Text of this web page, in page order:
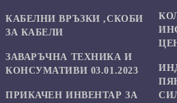
КАБЕЛНИ ВРЪЗКИ ,СКОБИ
ЗА КАБЕЛИ
ЗАВАРЪЧНА ТЕХНИКА И
КОНСУМАТИВИ 03.01.2023
ПРИКАЧЕН ИНВЕНТАР ЗА